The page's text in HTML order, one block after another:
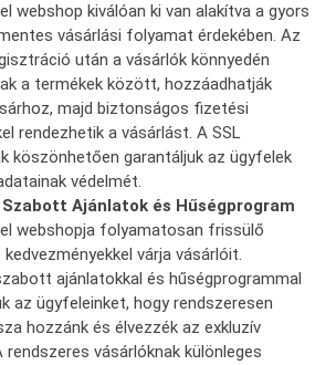
webshop kiválóan ki van alakítva a gyors
vásárlási folyamat érdekében. Az
után a vásárlók könnyedén
a termékek között, hozzáadhatják
majd biztonságos fizetési
rendezhetik a vásárlást. A SSL
köszönhetően garantáljuk az ügyfelek
védelmét.
Ajánlatok és Hűségprogram
webshopja folyamatosan frissülő
várja vásárlóit.
ajánlatokkal és hűségprogrammal
az ügyfeleinket, hogy rendszeresen
hozzánk és élvezzék az exkluzív
rendszeres vásárlóknak különleges